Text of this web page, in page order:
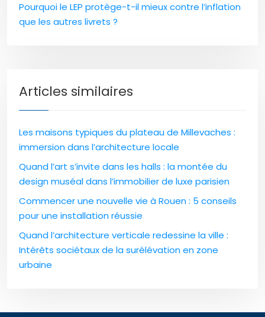
Pourquoi le LEP protège-t-il mieux contre l’inflation
que les autres livrets ?
Articles similaires
Les maisons typiques du plateau de Millevaches :
immersion dans l’architecture locale
Quand l’art s’invite dans les halls : la montée du
design muséal dans l’immobilier de luxe parisien
Commencer une nouvelle vie à Rouen : 5 conseils
pour une installation réussie
Quand l’architecture verticale redessine la ville :
Intérêts sociétaux de la surélévation en zone
urbaine